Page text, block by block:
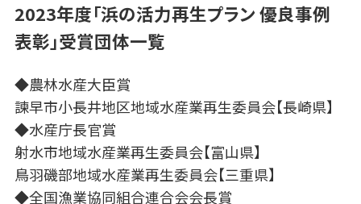
2023年度「浜の活力再生プラン 優良事例
表彰」受賞団体一覧
◆農林水産大臣賞
諫早市小長井地区地域水産業再生委員会【長崎県】
◆水産庁長官賞
射水市地域水産業再生委員会【富山県】
鳥羽磯部地域水産業再生委員会【三重県】
◆全国漁業協同組合連合会会長賞